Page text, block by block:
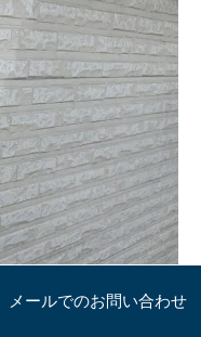
メールでのお問い合わせ